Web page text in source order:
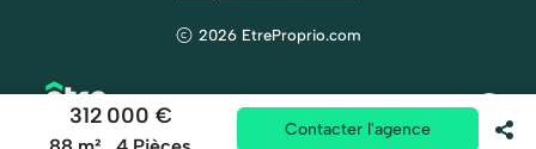
312 000 €
Contacter l'agence
2026 EtreProprio.com